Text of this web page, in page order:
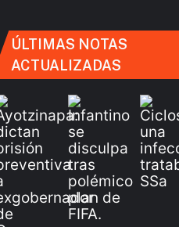
ÚLTIMAS NOTAS
ACTUALIZADAS